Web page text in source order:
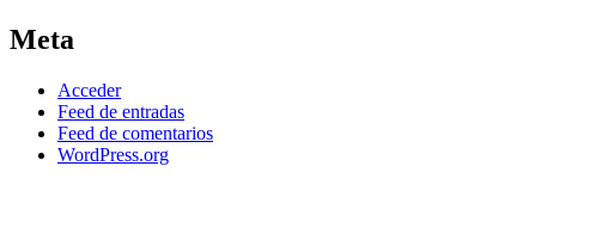
Meta
Acceder
Feed de entradas
Feed de comentarios
WordPress.org